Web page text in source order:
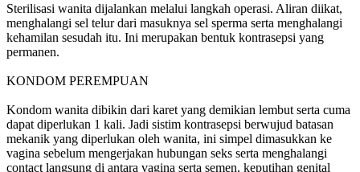
Sterilisasi wanita dijalankan melalui langkah operasi. Aliran diikat,
menghalangi sel telur dari masuknya sel sperma serta menghalangi
kehamilan sesudah itu. Ini merupakan bentuk kontrasepsi yang
permanen.
KONDOM PEREMPUAN
Kondom wanita dibikin dari karet yang demikian lembut serta cuma
dapat diperlukan 1 kali. Jadi sistim kontrasepsi berwujud batasan
mekanik yang diperlukan oleh wanita, ini simpel dimasukkan ke
vagina sebelum mengerjakan hubungan seks serta menghalangi
contact langsung di antara vagina serta semen, keputihan genital